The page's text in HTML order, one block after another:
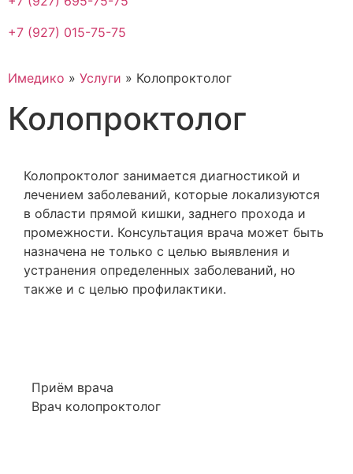
+7 (927) 015-75-75
Имедико » Услуги » Колопроктолог
Колопроктолог
Колопроктолог занимается диагностикой и
лечением заболеваний, которые локализуются
в области прямой кишки, заднего прохода и
промежности. Консультация врача может быть
назначена не только с целью выявления и
устранения определенных заболеваний, но
также и с целью профилактики.
Приём врача
Врач колопроктолог